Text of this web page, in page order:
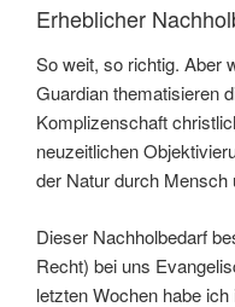
Erheblicher
So weit, so richtig. Aber
Guardian thematisieren
Komplizenschaft
neuzeitlichen
der Natur durch Mensch
Dieser Nachholbedarf
Recht) bei uns
letzten Wochen habe